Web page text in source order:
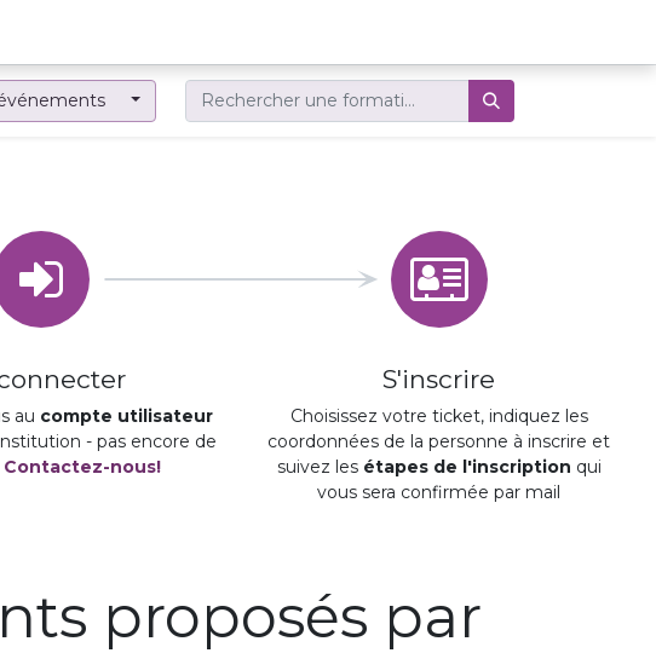
au compte utilisateur
- pas encore de
Contactez-nous!
S'inscrire
Choisissez votre ticket, indiquez les
coordonnées de la personne à inscrire et
suivez les étapes de l'inscription qui
vous sera confirmée par mail
proposés par